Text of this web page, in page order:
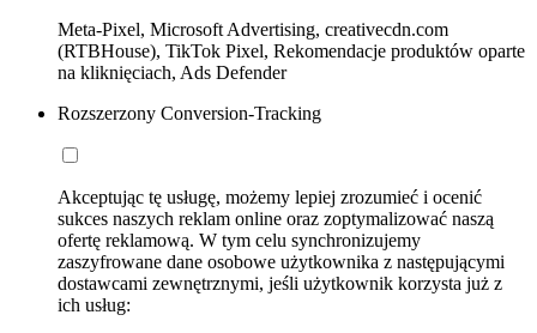
Meta-Pixel, Microsoft Advertising, creativecdn.com
(RTBHouse), TikTok Pixel, Rekomendacje produktów oparte
na kliknięciach, Ads Defender
Rozszerzony Conversion-Tracking
Akceptując tę usługę, możemy lepiej zrozumieć i ocenić
sukces naszych reklam online oraz zoptymalizować naszą
ofertę reklamową. W tym celu synchronizujemy
zaszyfrowane dane osobowe użytkownika z następującymi
dostawcami zewnętrznymi, jeśli użytkownik korzysta już z
ich usług: